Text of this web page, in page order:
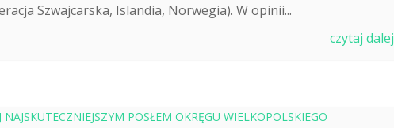
Szwajcarska, Islandia, Norwegia). W opinii...
czytaj dalej